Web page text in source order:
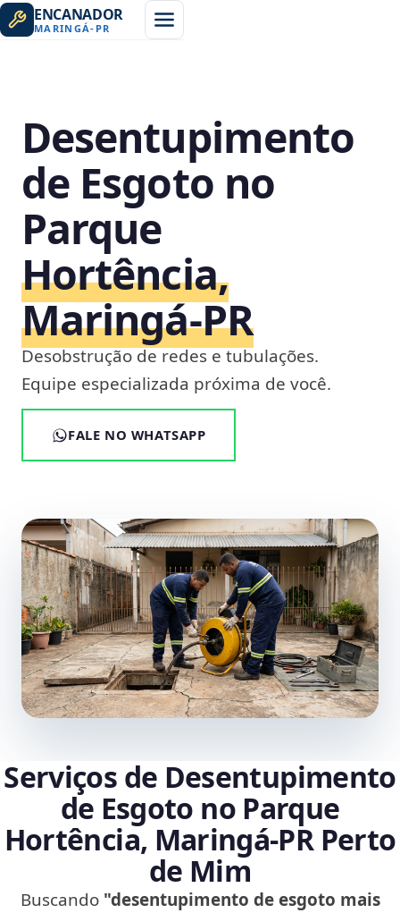
ENCANADOR
MARINGÁ- PR
Desentupimento
de Esgoto no
Parque
Hortência,
Maringá‑PR
Desobstrução de redes e tubulações.
Equipe especializada próxima de você.
FALE NO WHATSAPP
Serviços de Desentupimento
de Esgoto no Parque
Hortência, Maringá‑PR Perto
de Mim
Buscando "desentupimento de esgoto mais